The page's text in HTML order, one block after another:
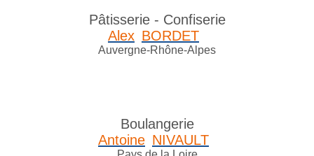
Pâtisserie - Confiserie
Alex BORDET
Auvergne-Rhône-Alpes
Boulangerie
Antoine NIVAULT